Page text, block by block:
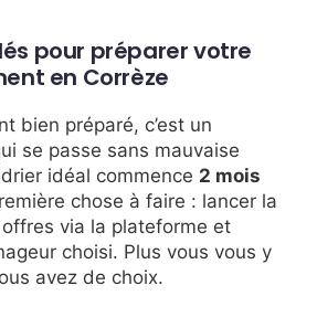
pour préparer votre
en Corrèze
bien préparé, c’est un
se passe sans mauvaise
idéal commence 2 mois
chose à faire : lancer la
via la plateforme et
choisi. Plus vous vous y
avez de choix.